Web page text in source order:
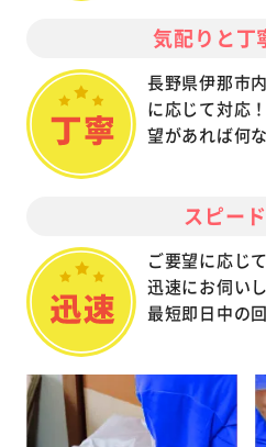
気配りと丁
長野県伊那市
に応じて対応
望があれば何
スピー
ご要望に応じ
迅速にお伺い
最短即日中の